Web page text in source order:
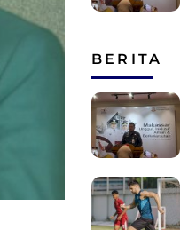
BERITA